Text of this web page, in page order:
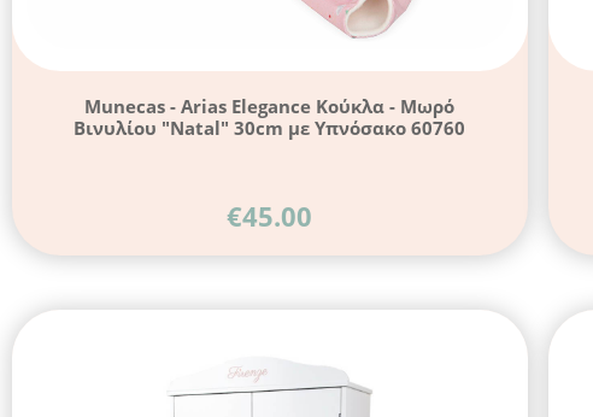
Munecas - Arias Elegance Κούκλα - Μωρό
Βινυλίου "Natal" 30cm με Υπνόσακο 60760
€45.00